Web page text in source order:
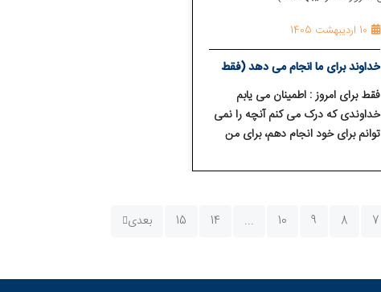
10 اردیبهشت 1405
خداوند برای ما انجام می⁯ دهد (فقط
برای امروز 10 اردیبهشت)
فقط برای امروز : اطمینان می⁯ یابم
خداوندی که درک می⁯ کنم آنچه را نمی⁯
توانم برای خود انجام دهم، برای من
7
8
9
10
...
14
15 بعدی